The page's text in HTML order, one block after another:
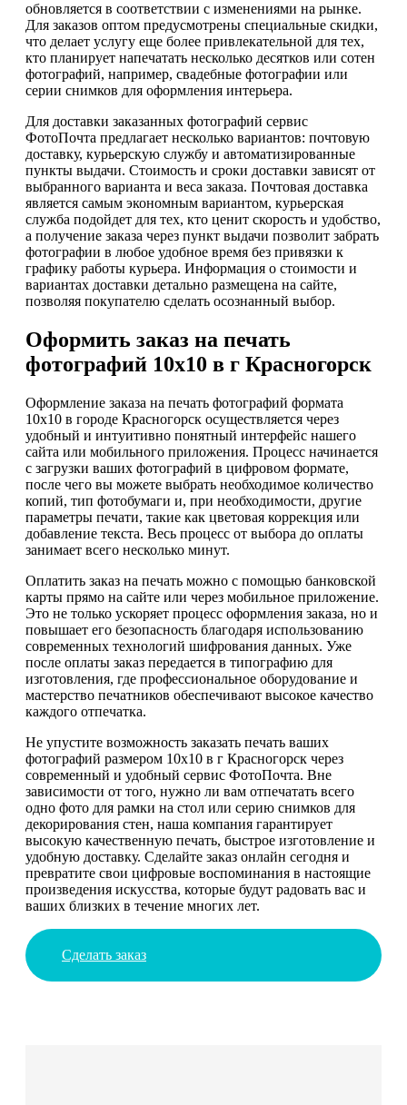
обновляется в соответствии с изменениями на рынке.
Для заказов оптом предусмотрены специальные скидки,
что делает услугу еще более привлекательной для тех,
кто планирует напечатать несколько десятков или сотен
фотографий, например, свадебные фотографии или
серии снимков для оформления интерьера.
Для доставки заказанных фотографий сервис
ФотоПочта предлагает несколько вариантов: почтовую
доставку, курьерскую службу и автоматизированные
пункты выдачи. Стоимость и сроки доставки зависят от
выбранного варианта и веса заказа. Почтовая доставка
является самым экономным вариантом, курьерская
служба подойдет для тех, кто ценит скорость и удобство,
а получение заказа через пункт выдачи позволит забрать
фотографии в любое удобное время без привязки к
графику работы курьера. Информация о стоимости и
вариантах доставки детально размещена на сайте,
позволяя покупателю сделать осознанный выбор.
Оформить заказ на печать
фотографий 10х10 в г Красногорск
Оформление заказа на печать фотографий формата
10х10 в городе Красногорск осуществляется через
удобный и интуитивно понятный интерфейс нашего
сайта или мобильного приложения. Процесс начинается
с загрузки ваших фотографий в цифровом формате,
после чего вы можете выбрать необходимое количество
копий, тип фотобумаги и, при необходимости, другие
параметры печати, такие как цветовая коррекция или
добавление текста. Весь процесс от выбора до оплаты
занимает всего несколько минут.
Оплатить заказ на печать можно с помощью банковской
карты прямо на сайте или через мобильное приложение.
Это не только ускоряет процесс оформления заказа, но и
повышает его безопасность благодаря использованию
современных технологий шифрования данных. Уже
после оплаты заказ передается в типографию для
изготовления, где профессиональное оборудование и
мастерство печатников обеспечивают высокое качество
каждого отпечатка.
Не упустите возможность заказать печать ваших
фотографий размером 10х10 в г Красногорск через
современный и удобный сервис ФотоПочта. Вне
зависимости от того, нужно ли вам отпечатать всего
одно фото для рамки на стол или серию снимков для
декорирования стен, наша компания гарантирует
высокую качественную печать, быстрое изготовление и
удобную доставку. Сделайте заказ онлайн сегодня и
превратите свои цифровые воспоминания в настоящие
произведения искусства, которые будут радовать вас и
ваших близких в течение многих лет.
Сделать заказ